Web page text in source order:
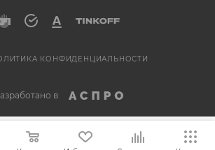
КОНФИДЕНЦИАЛЬНОСТИ
в